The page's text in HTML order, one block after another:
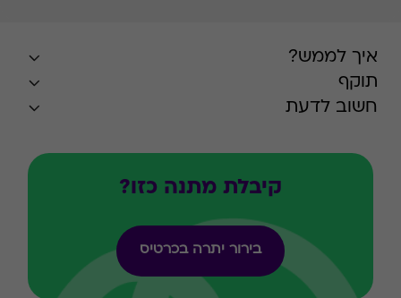
איך לממש?
תוקף
חשוב לדעת
קיבלת מתנה כזו?
בירור יתרה בכרטיס